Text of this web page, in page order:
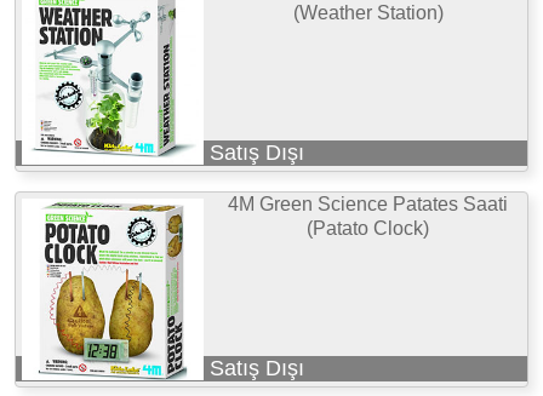
(Weather Station)
Satış Dışı
4M Green Science Patates Saati
(Patato Clock)
Satış Dışı